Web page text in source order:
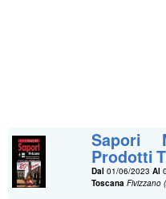
Sapori
Prodotti
Dal 01/06/2023Al
Toscana Fivizzano